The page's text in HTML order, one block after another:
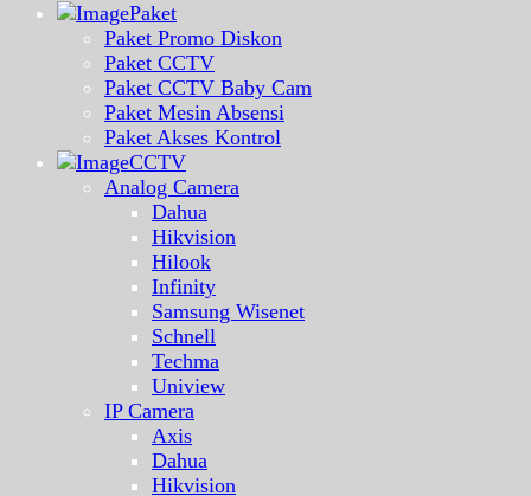
Paket
Paket Promo Diskon
Paket CCTV
Paket CCTV Baby Cam
Paket Mesin Absensi
Paket Akses Kontrol
CCTV
Analog Camera
Dahua
Hikvision
Hilook
Infinity
Samsung Wisenet
Schnell
Techma
Uniview
IP Camera
Axis
Dahua
Hikvision